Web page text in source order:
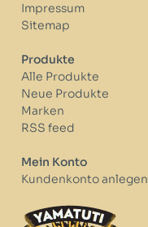
Impressum
Sitemap
Produkte
Alle Produkte
Neue Produkte
Marken
RSS feed
Mein Konto
Kundenkonto anlegen